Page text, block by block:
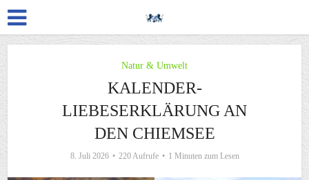
Natur & Umwelt
KALENDER-
LIEBESERKLÄRUNG AN
DEN CHIEMSEE
8. Juli 2026 220 Aufrufe 1 Minuten zum Lesen